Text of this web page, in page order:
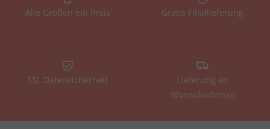
Alle Größen ein Preis Gratis Filiallieferung
SSL Datensicherheit
Lieferung an
Wunschadresse